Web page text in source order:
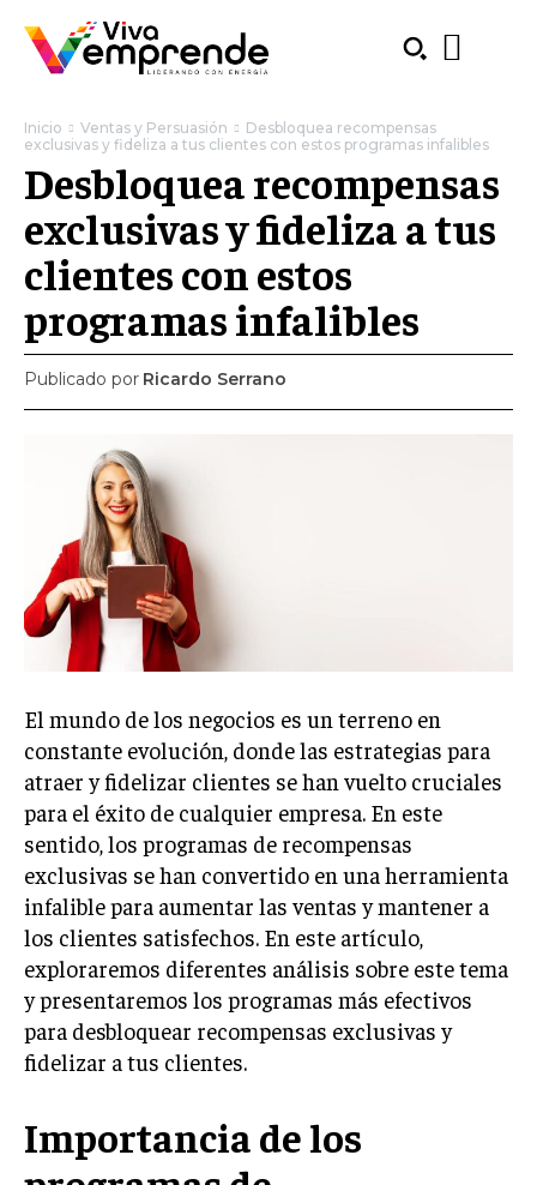
SUBSCRIBE
Welcome to Liberty Case
We have a curated list of the most noteworthy news from all
across the globe. With any subscription plan, you get access
toexclusive articles
NEWS LIFESTYLE PUBLIC OPINION
MARKETING
ESTRATEGIAS DE MARKETING
Inicio Ventas y Persuasión
Desbloquea recompensas
exclusivas y fideliza a tus clientes con estos programas infalibles
Desbloquea recompensas
exclusivas y fideliza a tus
clientes con estos
programas infalibles
Publicado por Ricardo Serrano
El mundo de los negocios es un terreno en
constante evolución, donde las estrategias para
atraer y fidelizar clientes se han vuelto cruciales
para el éxito de cualquier empresa. En este
sentido, los programas de recompensas
exclusivas se han convertido en una herramienta
infalible para aumentar las ventas y mantener a
los clientes satisfechos. En este artículo,
exploraremos diferentes análisis sobre este tema
y presentaremos los programas más efectivos
para desbloquear recompensas exclusivas y
fidelizar a tus clientes.
Importancia de los